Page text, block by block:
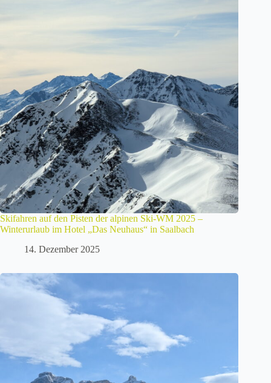
Skifahren auf den Pisten der alpinen Ski-WM 2025 –
Winterurlaub im Hotel „Das Neuhaus“ in Saalbach
14. Dezember 2025